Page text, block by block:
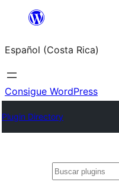
Saltar
contenido
Español (Costa Rica)
Consigue WordPress
Plugin Directory
Buscar